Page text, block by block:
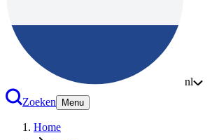
nl
Zoeken
Menu
Home